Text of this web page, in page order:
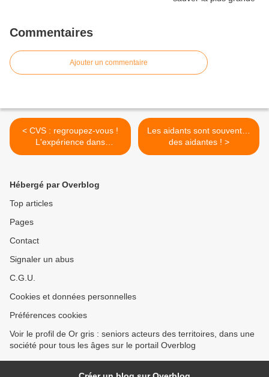
Commentaires
Ajouter un commentaire
< CVS : regroupez-vous !
L'expérience dans
l'Essonne - Ile de France -
Les aidants sont souvent…
des aidantes ! >
Hébergé par Overblog
Top articles
Pages
Contact
Signaler un abus
C.G.U.
Cookies et données personnelles
Préférences cookies
Voir le profil de Or gris : seniors acteurs des territoires, dans une
société pour tous les âges sur le portail Overblog